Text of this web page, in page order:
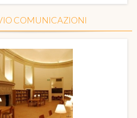
COMUNICAZIONI